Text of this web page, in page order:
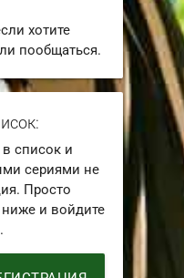
хотите
пообщаться.
список и
сериями не
Просто
и войдите